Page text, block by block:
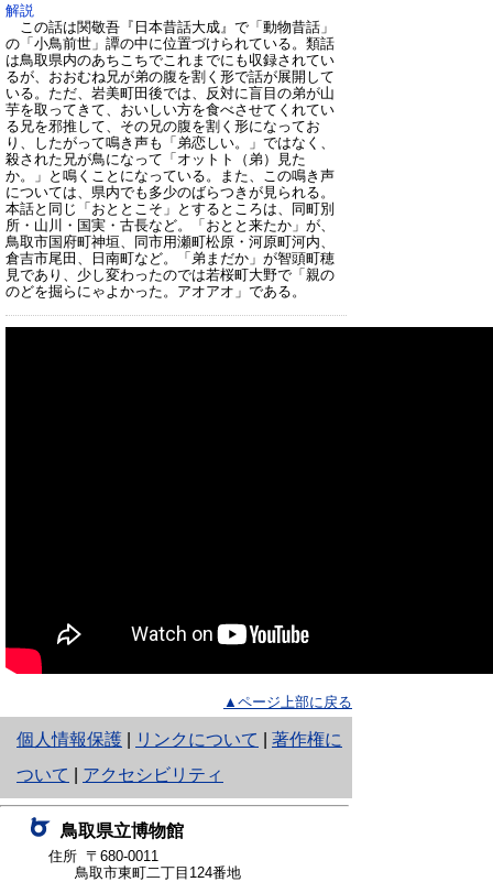
解説
この話は関敬吾『日本昔話大成』で「動物昔話」
の「小鳥前世」譚の中に位置づけられている。類話
は鳥取県内のあちこちでこれまでにも収録されてい
るが、おおむね兄が弟の腹を割く形で話が展開して
いる。ただ、岩美町田後では、反対に盲目の弟が山
芋を取ってきて、おいしい方を食べさせてくれてい
る兄を邪推して、その兄の腹を割く形になってお
り、したがって鳴き声も「弟恋しい。」ではなく、
殺された兄が鳥になって「オットト（弟）見た
か。」と鳴くことになっている。また、この鳴き声
については、県内でも多少のばらつきが見られる。
本話と同じ「おととこそ」とするところは、同町別
所・山川・国実・古長など。「おとと来たか」が、
鳥取市国府町神垣、同市用瀬町松原・河原町河内、
倉吉市尾田、日南町など。「弟まだか」が智頭町穂
見であり、少し変わったのでは若桜町大野で「親の
のどを掘らにゃよかった。アオアオ」である。
▲ページ上部に戻る
個人情報保護
と
り
ネ
ッ
リンクについて
著作権に
ついて
アクセシビリティ
鳥取県立博物館
住所 〒680-0011
鳥取市東町二丁目124番地